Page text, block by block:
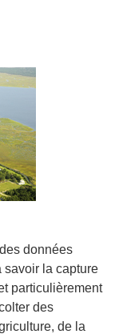
données
savoir la capture
particulièrement
des
de la